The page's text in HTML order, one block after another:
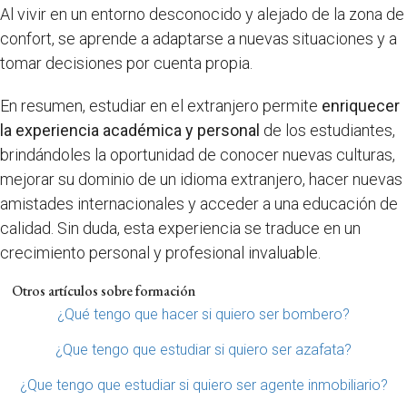
Al vivir en un entorno desconocido y alejado de la zona de
confort, se aprende a adaptarse a nuevas situaciones y a
tomar decisiones por cuenta propia.
En resumen, estudiar en el extranjero permite enriquecer
la experiencia académica y personal de los estudiantes,
brindándoles la oportunidad de conocer nuevas culturas,
mejorar su dominio de un idioma extranjero, hacer nuevas
amistades internacionales y acceder a una educación de
calidad. Sin duda, esta experiencia se traduce en un
crecimiento personal y profesional invaluable.
Otros artículos sobre formación
¿Qué tengo que hacer si quiero ser bombero?
¿Que tengo que estudiar si quiero ser azafata?
¿Que tengo que estudiar si quiero ser agente inmobiliario?